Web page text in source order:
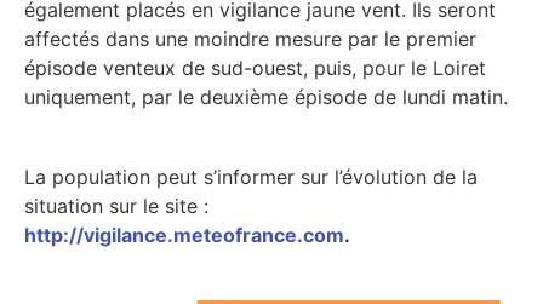
également placés en vigilance jaune vent. Ils seront
affectés dans une moindre mesure par le premier
épisode venteux de sud-ouest, puis, pour le Loiret
uniquement, par le deuxième épisode de lundi matin.
La population peut s’informer sur l’évolution de la
situation sur le site :
http://vigilance.meteofrance.com.